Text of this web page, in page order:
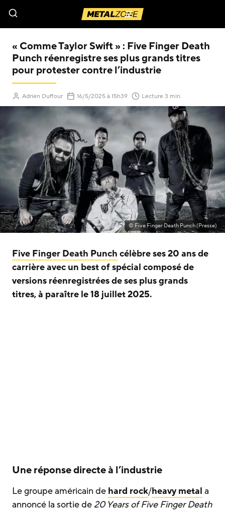
Menu
« Comme Taylor Swift » : Five Finger Death
Punch réenregistre ses plus grands titres
pour protester contre l’industrie
Adrien Duffour 16/5/2025(Mis à jour le)
à 15h39 Lecture 3 min.
© Five Finger Death Punch (Presse)
Five Finger Death Punch célèbre ses 20 ans de
carrière avec un best of spécial composé de
versions réenregistrées de ses plus grands
titres, à paraître le 18 juillet 2025.
Une réponse directe à l’industrie
Le groupe américain de hard rock/heavy metal a
annoncé la sortie de20 Years of Five Finger Death